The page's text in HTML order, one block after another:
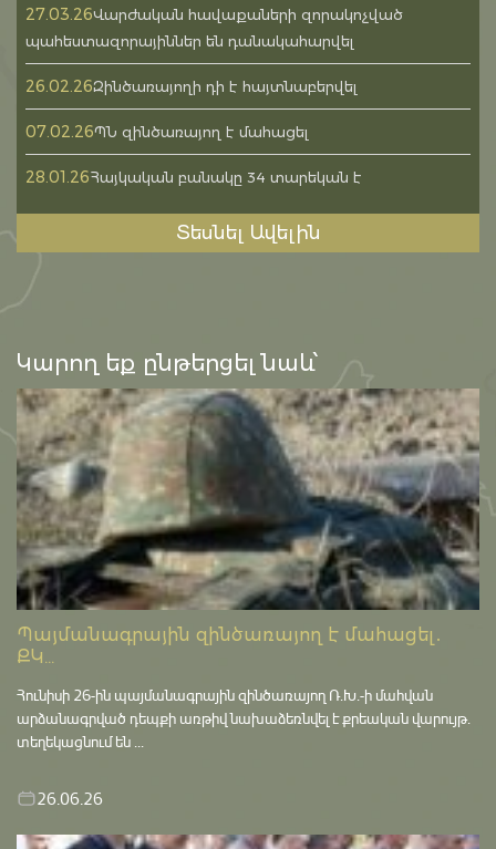
27.03.26Վարժական հավաքաների զորակոչված
պահեստազորայիններ են դանակահարվել
26.02.26Զինծառայողի դի է հայտնաբերվել
07.02.26ՊՆ զինծառայող է մահացել
28.01.26Հայկական բանակը 34 տարեկան է
Տեսնել Ավելին
Կարող եք ընթերցել նաև՝
Պայմանագրային զինծառայող է մահացել․
ՔԿ...
Հունիսի 26-ին պայմանագրային զինծառայող Ռ.Խ.-ի մահվան
արձանագրված դեպքի առթիվ նախաձեռնվել է քրեական վարույթ․
տեղեկացնում են ...
26.06.26